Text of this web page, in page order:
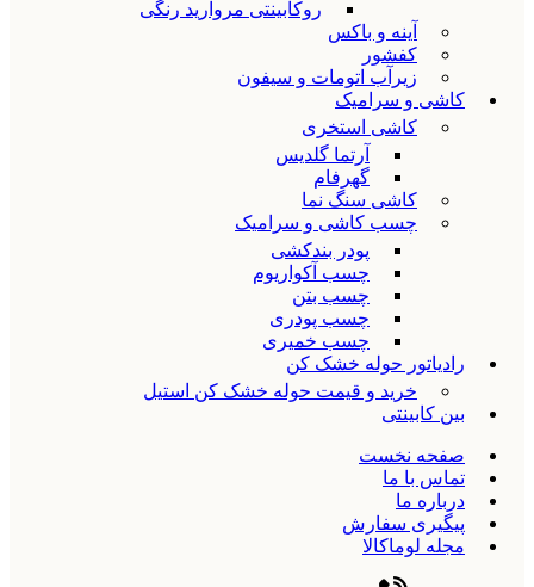
روکابینتی مروارید رنگی
آینه و باکس
کفشور
زیرآب اتومات و سیفون
کاشی و سرامیک
کاشی استخری
آرتما گلدیس
گهرفام
کاشی سنگ نما
چسب کاشی و سرامیک
پودر بندکشی
چسب آکواریوم
چسب بتن
چسب پودری
چسب خمیری
رادیاتور حوله خشک کن
خرید و قیمت حوله خشک کن استیل
بین کابینتی
صفحه نخست
تماس با ما
درباره ما
پیگیری سفارش
مجله لوماکالا